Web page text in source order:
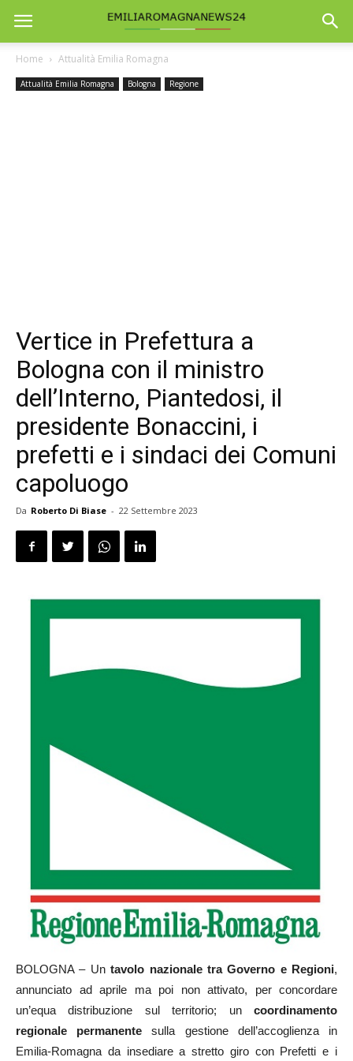
Home Attualità Emilia Romagna
Attualità Emilia Romagna Bologna Regione
Vertice in Prefettura a
Bologna con il ministro
dell’Interno, Piantedosi, il
presidente Bonaccini, i
prefetti e i sindaci dei Comuni
capoluogo
Da Roberto Di Biase - 22 Settembre 2023
BOLOGNA – Untavolo nazionale tra Governo e Regioni,
annunciato ad aprile ma poi non attivato, per concordare
un’equa distribuzione sul territorio; un coordinamento
regionale permanente sulla gestione dell’accoglienza in
Emilia-Romagna da insediare a stretto giro con Prefetti e i